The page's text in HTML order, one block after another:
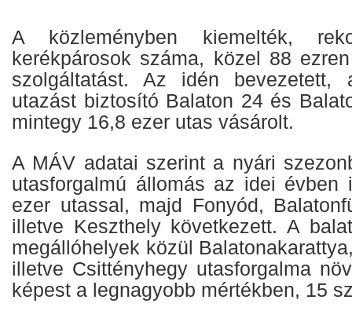
A közleményben kiemelték,
kerékpárosok száma, közel 88
szolgáltatást. Az idén
utazást biztosító Balaton 24 és
mintegy 16,8 ezer utas vásárolt.
A MÁV adatai szerint a nyári
utasforgalmú állomás az idei
ezer utassal, majd Fonyód,
illetve Keszthely következett. A
megállóhelyek közül
illetve Csittényhegy utasforgalma
képest a legnagyobb mértékben, 15